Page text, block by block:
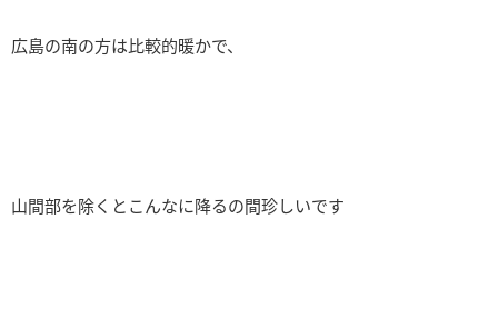
広島の南の方は比較的暖かで、
山間部を除くとこんなに降るの間珍しいです